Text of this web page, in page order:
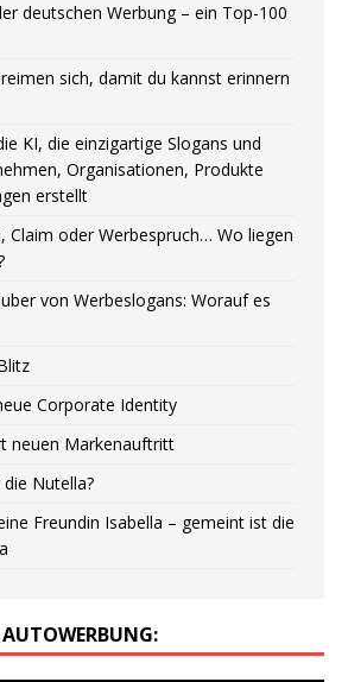
deutschen Werbung – ein Top-100
sich, damit du kannst erinnern
KI, die einzigartige Slogans und
Organisationen, Produkte
erstellt
Claim oder Werbespruch… Wo liegen
von Werbeslogans: Worauf es
Corporate Identity
neuen Markenauftritt
Nutella?
Freundin Isabella – gemeint ist die